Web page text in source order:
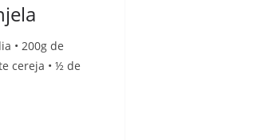
• 200g de
cereja • ½ de